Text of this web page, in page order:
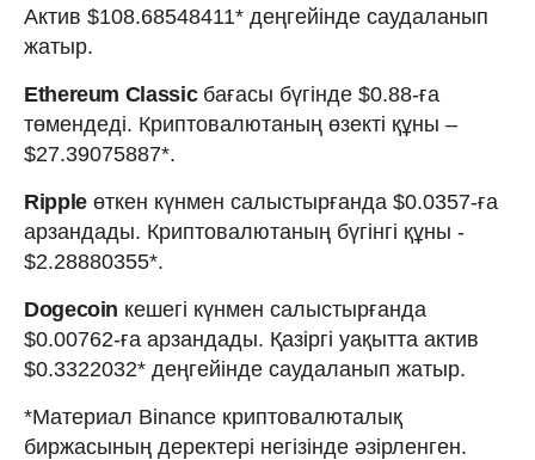
Актив $108.68548411* деңгейінде саудаланып
жатыр.
Ethereum Classicбағасы бүгінде $0.88-ға
төмендеді. Криптовалютаның өзекті құны –
$27.39075887*.
Rippleөткен күнмен салыстырғанда $0.0357-ға
арзандады. Криптовалютаның бүгінгі құны -
$2.28880355*.
Dogecoin кешегі күнмен салыстырғанда
$0.00762-ға арзандады. Қазіргі уақытта актив
$0.3322032* деңгейінде саудаланып жатыр.
*Материал Binance криптовалюталық
биржасының деректері негізінде әзірленген.